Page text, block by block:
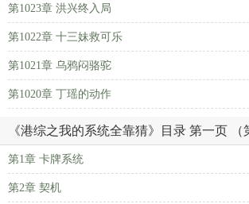
第1023章 洪兴终入局
第1022章 十三妹救可乐
第1021章 乌鸦闷骆驼
第1020章 丁瑶的动作
《港综之我的系统全靠猜》目录 第一页 （
第1章 卡牌系统
第2章 契机